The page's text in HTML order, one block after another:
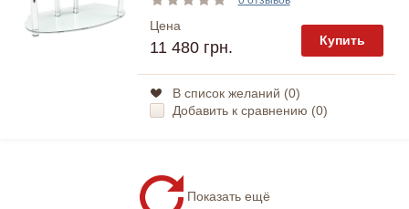
Цена
11 480 грн. Купить
В список желаний (0)
Добавить к сравнению (0)
Показать ещё